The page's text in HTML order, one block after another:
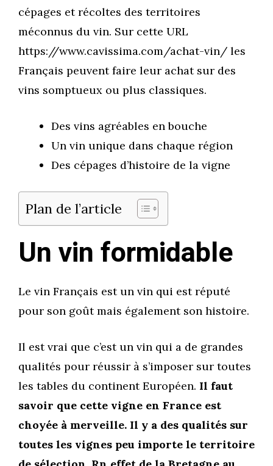
cépages et récoltes des territoires
méconnus du vin. Sur cette URL
https://www.cavissima.com/achat-vin/ les
Français peuvent faire leur achat sur des
vins somptueux ou plus classiques.
Des vins agréables en bouche
Un vin unique dans chaque région
Des cépages d’histoire de la vigne
Plan de l’article
Un vin formidable
Le vin Français est un vin qui est réputé
pour son goût mais également son histoire.
Il est vrai que c’est un vin qui a de grandes
qualités pour réussir à s’imposer sur toutes
les tables du continent Européen. Il faut
savoir que cette vigne en France est
choyée à merveille. Il y a des qualités sur
toutes les vignes peu importe le territoire